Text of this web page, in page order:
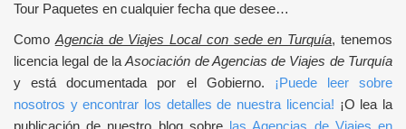
Tour Paquetes en cualquier fecha que desee…
ComoAgencia de Viajes Local con sede en Turquía, tenemos
licencia legal de laAsociación de Agencias de Viajes de Turquía
y está documentada por el Gobierno. ¡Puede leer sobre
nosotros y encontrar los detalles de nuestra licencia! ¡O lea la